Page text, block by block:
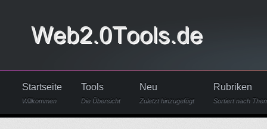
Startseite
Willkommen
Tools
Die Übersicht
Neu
Zuletzt hinzugefügt
Rubriken
Sortiert nach